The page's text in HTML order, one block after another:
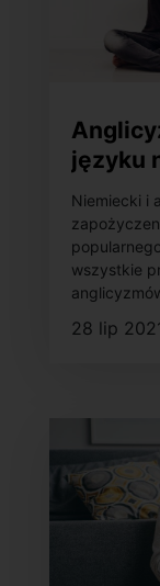
języku
Niemiecki i
wszystkie
28 lip